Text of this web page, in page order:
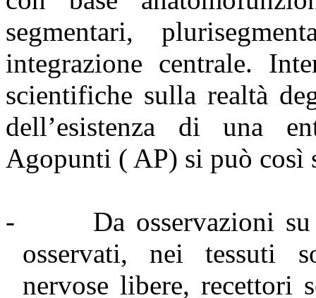
segmentari,
integrazione centrale.
scientifiche sulla realtà
dell’esistenza di una
Agopunti ( AP) si può così
-
Da osservazioni
osservati, nei tessuti
nervose libere, recettori